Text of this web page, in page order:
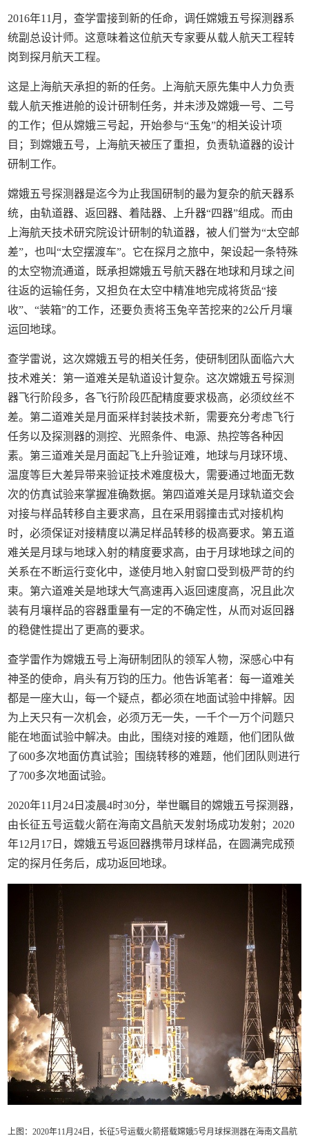
2016年11月，查学雷接到新的任命，调任嫦娥五号探测器系
统副总设计师。这意味着这位航天专家要从载人航天工程转
岗到探月航天工程。
这是上海航天承担的新的任务。上海航天原先集中人力负责
载人航天推进舱的设计研制任务，并未涉及嫦娥一号、二号
的工作；但从嫦娥三号起，开始参与“玉兔”的相关设计项
目；到嫦娥五号，上海航天被压了重担，负责轨道器的设计
研制工作。
嫦娥五号探测器是迄今为止我国研制的最为复杂的航天器系
统，由轨道器、返回器、着陆器、上升器“四器”组成。而由
上海航天技术研究院设计研制的轨道器，被人们誉为“太空邮
差”，也叫“太空摆渡车”。它在探月之旅中，架设起一条特殊
的太空物流通道，既承担嫦娥五号航天器在地球和月球之间
往返的运输任务，又担负在太空中精准地完成将货品“接
收”、“装箱”的工作，还要负责将玉兔辛苦挖来的2公斤月壤
运回地球。
查学雷说，这次嫦娥五号的相关任务，使研制团队面临六大
技术难关：第一道难关是轨道设计复杂。这次嫦娥五号探测
器飞行阶段多，各飞行阶段匹配精度要求极高，必须纹丝不
差。第二道难关是月面采样封装技术新，需要充分考虑飞行
任务以及探测器的测控、光照条件、电源、热控等各种因
素。第三道难关是月面起飞上升验证难，地球与月球环境、
温度等巨大差异带来验证技术难度极大，需要通过地面无数
次的仿真试验来掌握准确数据。第四道难关是月球轨道交会
对接与样品转移自主要求高，且在采用弱撞击式对接机构
时，必须保证对接精度以满足样品转移的极高要求。第五道
难关是月球与地球入射的精度要求高，由于月球地球之间的
关系在不断运行变化中，遂使月地入射窗口受到极严苛的约
束。第六道难关是地球大气高速再入返回速度高，况且此次
装有月壤样品的容器重量有一定的不确定性，从而对返回器
的稳健性提出了更高的要求。
查学雷作为嫦娥五号上海研制团队的领军人物，深感心中有
神圣的使命，肩头有万钧的压力。他告诉笔者：每一道难关
都是一座大山，每一个疑点，都必须在地面试验中排解。因
为上天只有一次机会，必须万无一失，一千个一万个问题只
能在地面试验中解决。由此，围绕对接的难题，他们团队做
了600多次地面仿真试验；围绕转移的难题，他们团队则进行
了700多次地面试验。
2020年11月24日凌晨4时30分，举世瞩目的嫦娥五号探测器，
由长征五号运载火箭在海南文昌航天发射场成功发射；2020
年12月17日，嫦娥五号返回器携带月球样品，在圆满完成预
定的探月任务后，成功返回地球。
上图：2020年11月24日，长征5号运载火箭搭载嫦娥5号月球探测器在海南文昌航